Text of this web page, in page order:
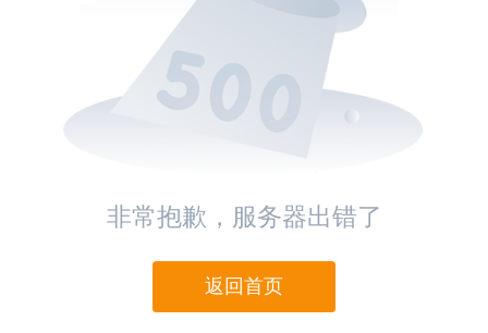
非常抱歉，服务器出错了
返回首页